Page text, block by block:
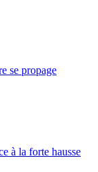
se propage
à la forte hausse